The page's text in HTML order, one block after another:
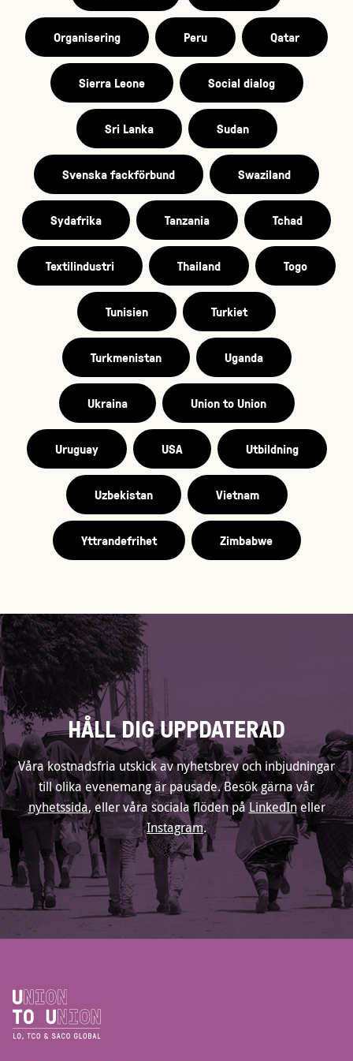
Organisering Peru Qatar
Sierra Leone Social dialog
Sri Lanka Sudan
Svenska fackförbund Swaziland
Sydafrika Tanzania Tchad
Textilindustri Thailand Togo
Tunisien Turkiet
Turkmenistan Uganda
Ukraina Union to Union
Uruguay USA Utbildning
Uzbekistan Vietnam
Yttrandefrihet Zimbabwe
HÅLL DIG UPPDATERAD
Våra kostnadsfria utskick av nyhetsbrev och inbjudningar
till olika evenemang är pausade. Besök gärna vår
nyhetssida, eller våra sociala flöden påLinkedIneller
Instagram.